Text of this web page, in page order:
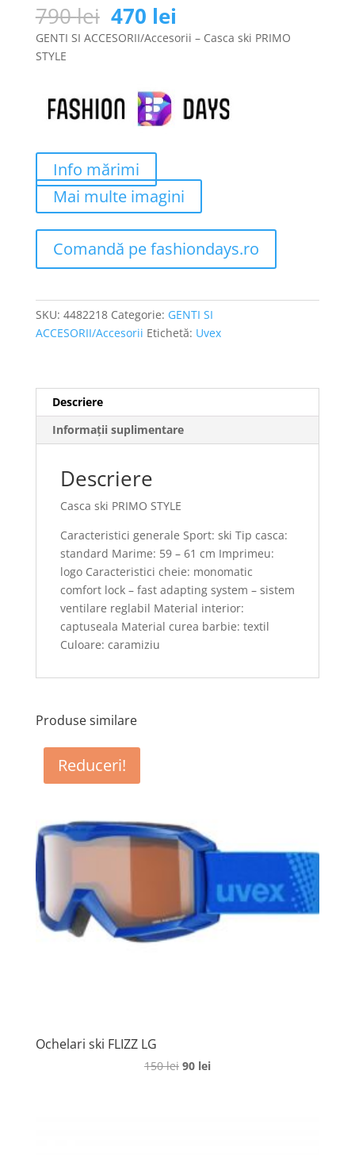
790lei Prețul
inițial
a
790 lei.
470 lei
curent
este:
GENTI SI ACCESORII/Accesorii – Casca ski PRIMO
STYLE
Info mărimi
Mai multe imagini
Comandă pe fashiondays.ro
SKU: 4482218 Categorie: GENTI SI
ACCESORII/Accesorii Etichetă: Uvex
Descriere
Informații suplimentare
Descriere
Casca ski PRIMO STYLE
Caracteristici generale Sport: ski Tip casca:
standard Marime: 59 – 61 cm Imprimeu:
logo Caracteristici cheie: monomatic
comfort lock – fast adapting system – sistem
ventilare reglabil Material interior:
captuseala Material curea barbie: textil
Culoare: caramiziu
Produse similare
Reduceri!
Ochelari ski FLIZZ LG
150lei Prețul
90 leiPrețul